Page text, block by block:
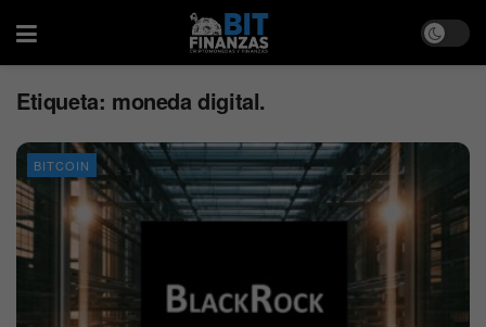
Etiqueta: moneda digital.
BITCOIN